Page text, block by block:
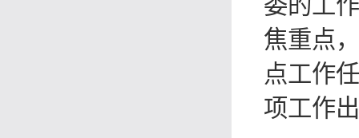
委的工
焦重点
点工作
项工作